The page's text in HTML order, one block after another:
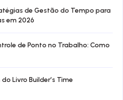
de Gestão do Tempo para
em 2026
de Ponto no Trabalho: Como
Livro Builder’s Time